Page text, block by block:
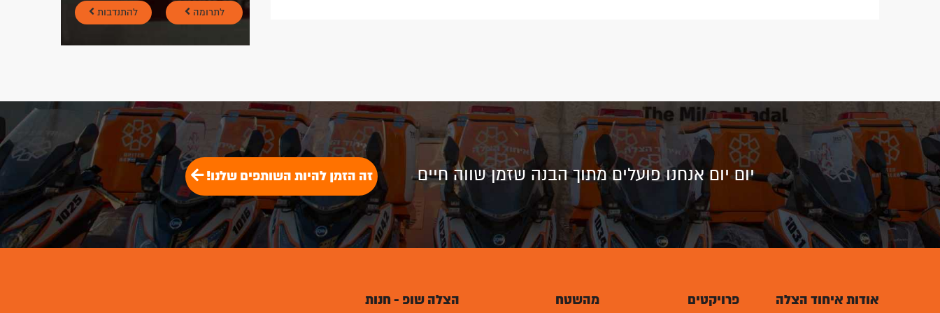
לתרומה להתנדבות
יום יום אנחנו פועלים מתוך הבנה שזמן שווה חיים זה הזמן להיות השותפים שלנו!
אודות איחוד הצלה פרויקטים מהשטח
הצלה שופ - חנות